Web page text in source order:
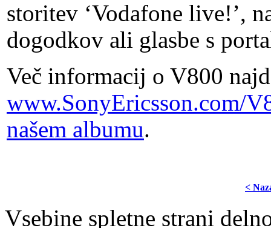
storitev ‘Vodafone live!’,
dogodkov ali glasbe s
Več informacij o V800
www.SonyEricsson.com/
našem albumu.
<
Vsebine spletne strani